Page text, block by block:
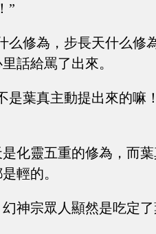
”
么修為，步長天什么修
話給罵了出來。
是葉真主動提出來的嘛
是化靈五重的修為，而
輕的。
神宗眾人顯然是吃定